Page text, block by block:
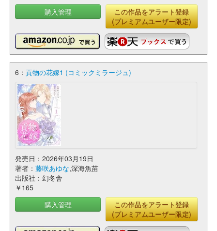
購入管理
この作品をアラート登録
(プレミアムユーザー限定)
6： 貢物の花嫁1 (コミックミラージュ)
発売日：2026年03月19日
著者： 藤咲あゆな,深海魚苗
出版社：幻冬舎
￥165
購入管理
この作品をアラート登録
(プレミアムユーザー限定)